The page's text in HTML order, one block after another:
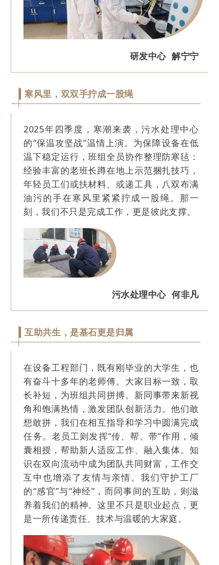
研发中心 解宁宁
寒风里，双双手拧成一股绳
2025年四季度，寒潮来袭，污水处理中心
的“保温攻坚战”温情上演。为保障设备在低
温下稳定运行，班组全员协作整理防寒毡：
经验丰富的老班长蹲在地上示范捆扎技巧，
年轻员工们或扶材料、或递工具，八双布满
油污的手在寒风里紧紧拧成一股绳。那一
刻，我们不只是完成工作，更是彼此支撑。
污水处理中心 何非凡
互助共生，是基石更是归属
在设备工程部门，既有刚毕业的大学生，也
有奋斗十多年的老师傅。大家目标一致，取
长补短，为班组共同拼搏。新同事带来新视
角和饱满热情，激发团队创新活力。他们敢
想敢拼，我们在相互指导和学习中圆满完成
任务。老员工则发挥“传、帮、带”作用，倾
囊相授，帮助新人适应工作、融入集体。知
识在双向流动中成为团队共同财富，工作交
互中也增添了友情与亲情。我们守护工厂
的“感官”与“神经”，而同事间的互助，则滋
养着我们的精神。这里不只是职业起点，更
是一所传递责任、技术与温暖的大家庭。